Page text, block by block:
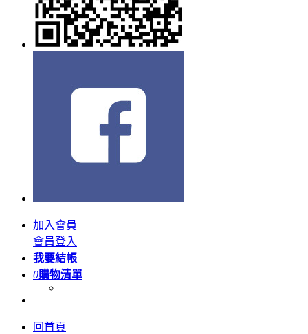
加入會員
會員登入
我要結帳
0購物清單
回首頁